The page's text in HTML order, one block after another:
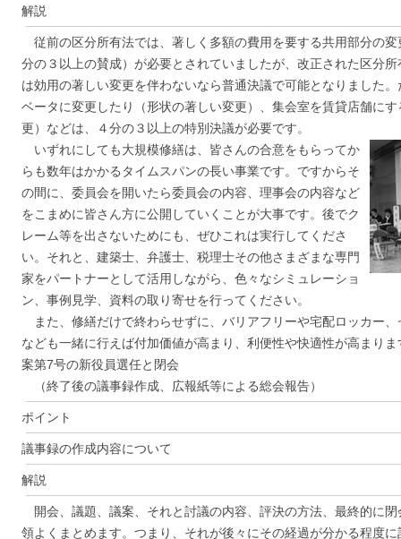
解説
従前の区分所有法では、著しく多額の費用を要する共用部分の変
分の３以上の賛成）が必要とされていましたが、改正された区分
は効用の著しい変更を伴わないなら普通決議で可能となりました
ベータに変更したり（形状の著しい変更）、集会室を賃貸店舗に
更）などは、４分の３以上の特別決議が必要です。
いずれにしても大規模修繕は、皆さんの合意をもらってか
らも数年はかかるタイムスパンの長い事業です。ですからそ
の間に、委員会を開いたら委員会の内容、理事会の内容など
をこまめに皆さん方に公開していくことが大事です。後でク
レーム等を出さないためにも、ぜひこれは実行してくださ
い。それと、建築士、弁護士、税理士その他さまざまな専門
家をパートナーとして活用しながら、色々なシミュレーショ
ン、事例見学、資料の取り寄せを行ってください。
また、修繕だけで終わらせずに、バリアフリーや宅配ロッカー
なども一緒に行えば付加価値が高まり、利便性や快適性が高まり
案第7号の新役員選任と閉会
（終了後の議事録作成、広報紙等による総会報告）
ポイント
議事録の作成内容について
解説
開会、議題、議案、それと討議の内容、評決の方法、最終的に閉
領よくまとめます。つまり、それが後々にその経過が分かる程度